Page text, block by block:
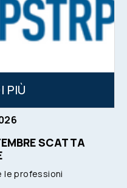
PIÙ
SCATTA
le professioni